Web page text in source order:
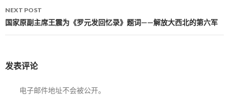
NEXT POST
国家原副主席王震为《罗元发回忆录》题词——解放大西北的第六军
发表评论
电子邮件地址不会被公开。